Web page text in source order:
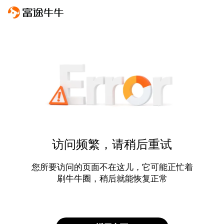
访问频繁，请稍后重试
您所要访问的页面不在这儿，它可能正忙着
刷牛牛圈，稍后就能恢复正常